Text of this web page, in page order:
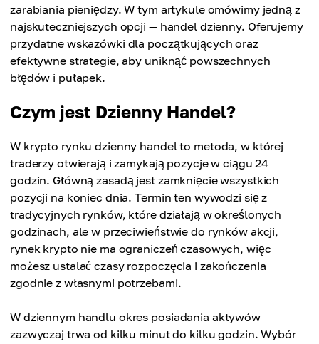
zarabiania pieniędzy. W tym artykule omówimy jedną z
najskuteczniejszych opcji — handel dzienny. Oferujemy
przydatne wskazówki dla początkujących oraz
efektywne strategie, aby uniknąć powszechnych
błędów i pułapek.
Czym jest Dzienny Handel?
W krypto rynku dzienny handel to metoda, w której
traderzy otwierają i zamykają pozycje w ciągu 24
godzin. Główną zasadą jest zamknięcie wszystkich
pozycji na koniec dnia. Termin ten wywodzi się z
tradycyjnych rynków, które działają w określonych
godzinach, ale w przeciwieństwie do rynków akcji,
rynek krypto nie ma ograniczeń czasowych, więc
możesz ustalać czasy rozpoczęcia i zakończenia
zgodnie z własnymi potrzebami.
W dziennym handlu okres posiadania aktywów
zazwyczaj trwa od kilku minut do kilku godzin. Wybór